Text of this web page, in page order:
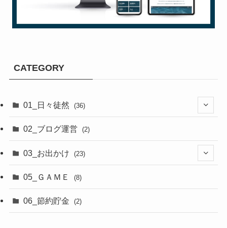
CATEGORY
01_日々徒然 (36)
(3)
(33)
02_ブログ運営 (2)
03_お出かけ (23)
(2)
(8)
05_ＧＡＭＥ (8)
06_節約貯金 (2)